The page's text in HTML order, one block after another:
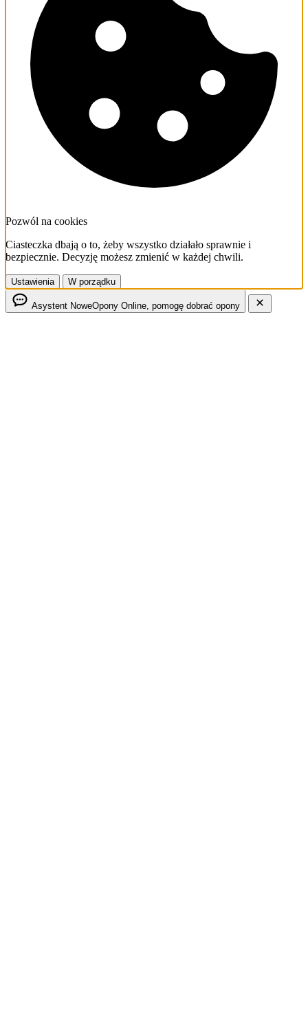
Pozwól na cookies
Ciasteczka dbają o to, żeby wszystko działało sprawnie i
bezpiecznie. Decyzję możesz zmienić w każdej chwili.
Ustawienia W porządku
Asystent NoweOpony Online, pomogę dobrać opony